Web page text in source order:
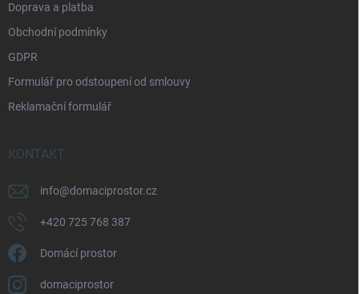
Doprava a platba
Obchodní podmínky
GDPR
Formulář pro odstoupení od smlouvy
Reklamační formulář
KONTAKT
info@domaciprostor.cz
+420 725 768 387
Domácí prostor
domaciprostor